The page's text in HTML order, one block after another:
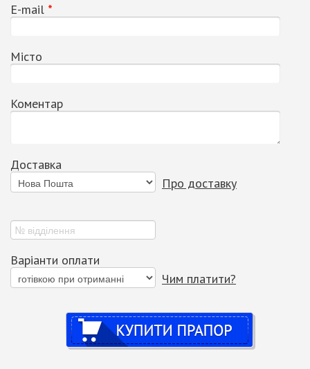
Е-mail *
Місто
Коментар
Доставка
Про доставку
Варіанти оплати
Чим платити?
Купити